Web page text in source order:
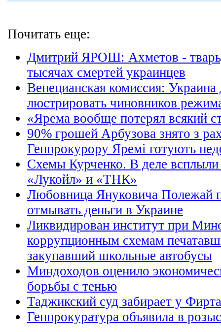
Почитать еще:
Дмитрий ЯРОШ: Ахметов -
тысячах смертей украинцев
Венецианская комиссия:
люстрировать чиновников
«Ярема вообще потерял всякий
90% грошей Арбузова знято з
Генпрокурору Яремі готують
Схемы Курченко. В деле всплыли
«Лукойл» и «ТНК»
Любовница Януковича Полежай
отмывать деньги в Украине
Ликвидирован институт при
коррупционным схемам
закупавший школьные автобусы
Миндоходов оценило
борьбы с тенью
Таджикский суд забирает у
Генпрокуратура объявила в